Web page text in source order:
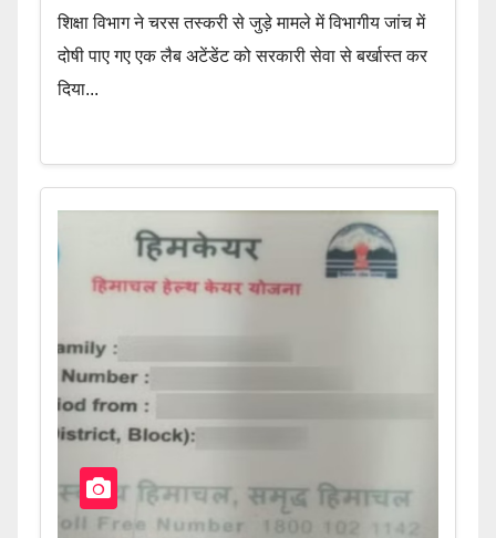
शिक्षा विभाग ने चरस तस्करी से जुड़े मामले में विभागीय जांच में
दोषी पाए गए एक लैब अटेंडेंट को सरकारी सेवा से बर्खास्त कर
दिया...